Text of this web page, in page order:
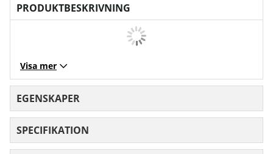
PRODUKTBESKRIVNING
Visa mer
EGENSKAPER
SPECIFIKATION